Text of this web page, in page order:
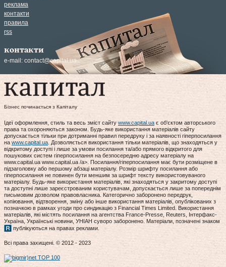
реклама
контакти
правила
rss
контакти
e-mail: contact@capital.ua
Бізнес починається з Капіталу
Ідеї оформлення, стиль та весь зміст сайту www.capital.ua є об'єктом авторського
права та охороняються законом. Будь-яке використання матеріалів сайту
допускається тільки при дотриманні правил передруку і за наявності гіперпосилання
на www.capital.ua. Дозволяється використання тільки матеріалів, що знаходяться у
відкритому доступі і лише за умови посилання та/або прямого відкритого для
пошукових систем гіперпосилання на безпосередню адресу матеріалу на
www.capital.ua www.capital.ua /a>. Посилання/гіперпосилання має бути розміщене в
підзаголовку або першому абзаці матеріалу. Розмір шрифту посилання або
гіперпосилання не повинен бути меншим за шрифт тексту використовуваного
матеріалу. Будь-яке використання матеріалів, які знаходяться у закритому доступі
та доступні лише зареєстрованим користувачам, допускається лише за попереднім
письмовим дозволом правовласника. Категорично заборонено передрук,
копіювання, відтворення, зміну або інше використання матеріалів, опублікованих з
позначкою в рамках угоди про синдикацію з Financial Times Limited. Використання
матеріалів, які містять посилання на агентства France-Presse, Reuters, Інтерфакс-
Україна, Українські новини, УНІАН суворо заборонено. Матеріали, позначені знаком
публікуються на правах реклами.
Всі права захищені. © 2012 - 2023